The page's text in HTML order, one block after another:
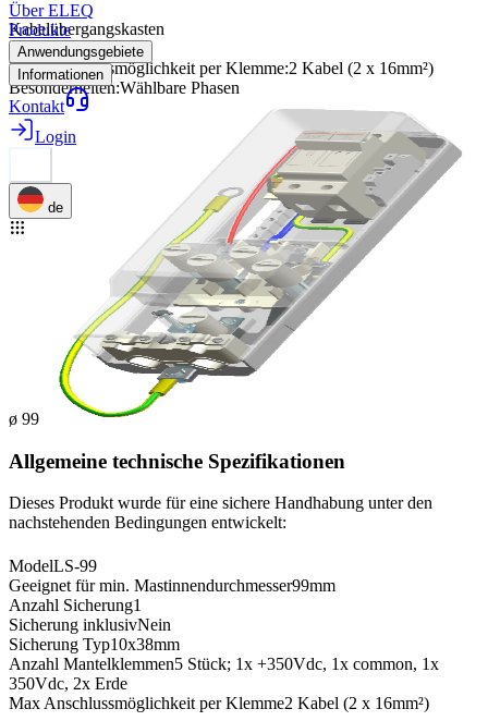
Über ELEQ
Produkte
Anwendungsgebiete
Informationen
Kontakt
Login
de
Kabelübergangskasten
Sicherungen:10*38
Max Anschlussmöglichkeit per Klemme:2 Kabel (2 x 16mm²)
Besonderheiten:Wählbare Phasen
ø 99
Allgemeine technische Spezifikationen
Dieses Produkt wurde für eine sichere Handhabung unter den
nachstehenden Bedingungen entwickelt:
ModelLS-99
Geeignet für min. Mastinnendurchmesser99mm
Anzahl Sicherung1
Sicherung inklusivNein
Sicherung Typ10x38mm
Anzahl Mantelklemmen5 Stück; 1x +350Vdc, 1x common, 1x
350Vdc, 2x Erde
Max Anschlussmöglichkeit per Klemme2 Kabel (2 x 16mm²)